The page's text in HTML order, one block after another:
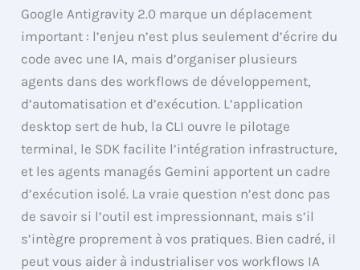
Google Antigravity 2.0 marque un déplacement
important : l’enjeu n’est plus seulement d’écrire du
code avec une IA, mais d’organiser plusieurs
agents dans des workflows de développement,
d’automatisation et d’exécution. L’application
desktop sert de hub, la CLI ouvre le pilotage
terminal, le SDK facilite l’intégration infrastructure,
et les agents managés Gemini apportent un cadre
d’exécution isolé. La vraie question n’est donc pas
de savoir si l’outil est impressionnant, mais s’il
s’intègre proprement à vos pratiques. Bien cadré, il
peut vous aider à industrialiser vos workflows IA